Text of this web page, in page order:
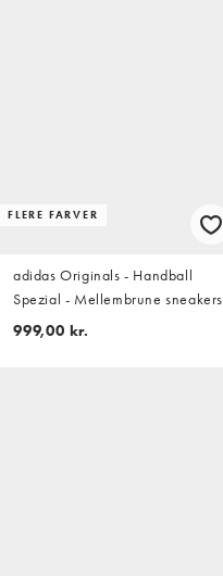
FLERE FARVER
adidas Originals - Handball
Spezial - Mellembrune sneakers
999,00 kr.